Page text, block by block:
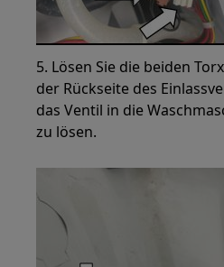
5. Lösen Sie die beiden
der Rückseite des
das Ventil in die
zu lösen.